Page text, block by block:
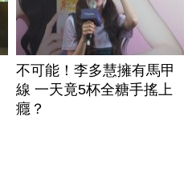
不可能！李多慧擁有馬甲
線 一天竟5杯全糖手搖上
癮？